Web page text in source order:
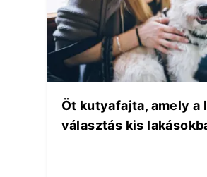
Öt kutyafajta, amely a
választás kis